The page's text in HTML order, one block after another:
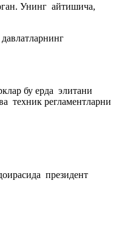
Унинг айтишича,
бу ерда элитани
техник регламентларни
президент